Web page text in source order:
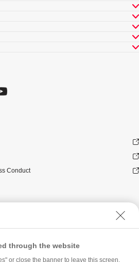
Conduct
through the website
or close the banner to leave this screen,